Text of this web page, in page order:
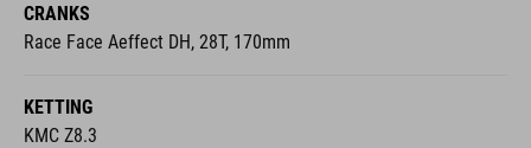
CRANKS
Race Face Aeffect DH, 28T, 170mm
KETTING
KMC Z8.3